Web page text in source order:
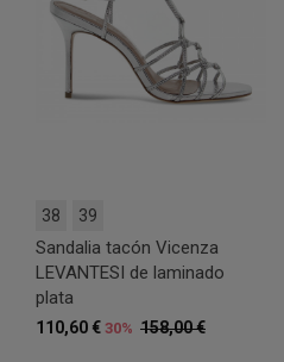
38 39
Sandalia tacón Vicenza
LEVANTESI de laminado
plata
158,00 €
110,60 € 30%